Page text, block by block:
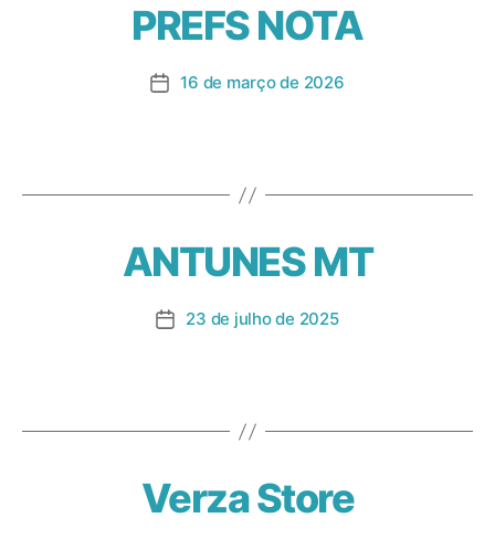
PREFS NOTA
16 de março de 2026
ANTUNES MT
23 de julho de 2025
Verza Store